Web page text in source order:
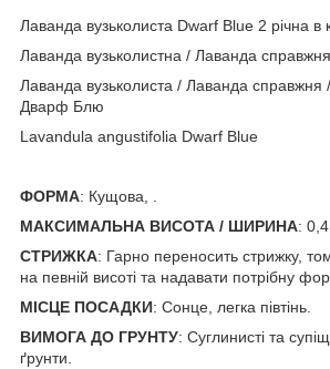
Лаванда вузьколиста Dwarf Blue 2 річна в
Лаванда вузьколистна / Лаванда
Лаванда вузьколиста / Лаванда справжня
Дварф Блю
Lavandula angustifolia Dwarf Blue
ФОРМА: Кущова, .
МАКСИМАЛЬНА ВИСОТА / ШИРИНА:
СТРИЖКА: Гарно переносить стрижку,
на певній висоті та надавати потрібну
МІСЦЕ ПОСАДКИ: Сонце, легка півтінь.
ВИМОГА ДО ГРУНТУ: Суглинисті та
ґрунти.